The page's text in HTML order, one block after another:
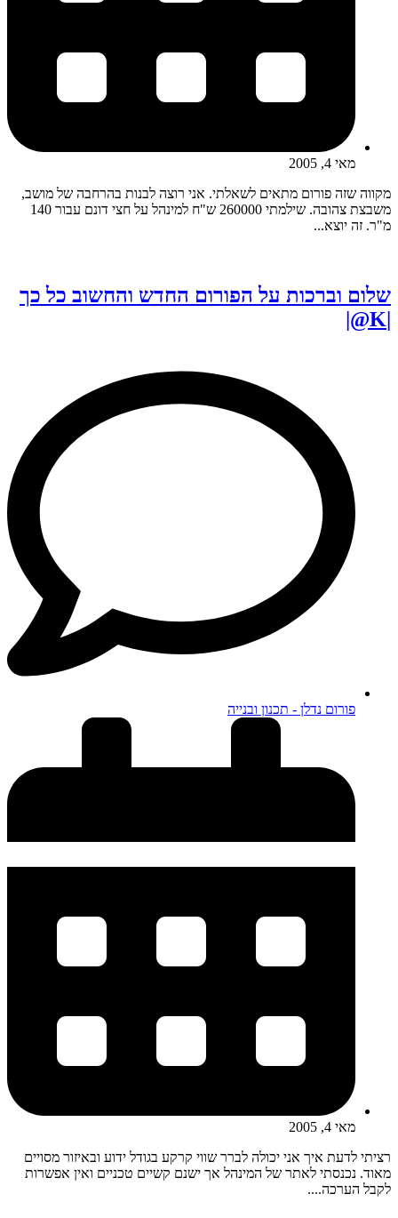
מאי 4, 2005
מקווה שזה פורום מתאים לשאלתי. אני רוצה לבנות בהרחבה של מושב,
משבצת צהובה. שילמתי 260000 ש"ח למינהל על חצי דונם עבור 140
מ"ר. זה יוצא...
שלום וברכות על הפורום החדש והחשוב כל כך
|K@|
פורום נדלן - תכנון ובנייה
מאי 4, 2005
רציתי לדעת איך אני יכולה לברר שווי קרקע בגודל ידוע ובאיזור מסויים
מאוד. נכנסתי לאתר של המינהל אך ישנם קשיים טכניים ואין אפשרות
לקבל הערכה....